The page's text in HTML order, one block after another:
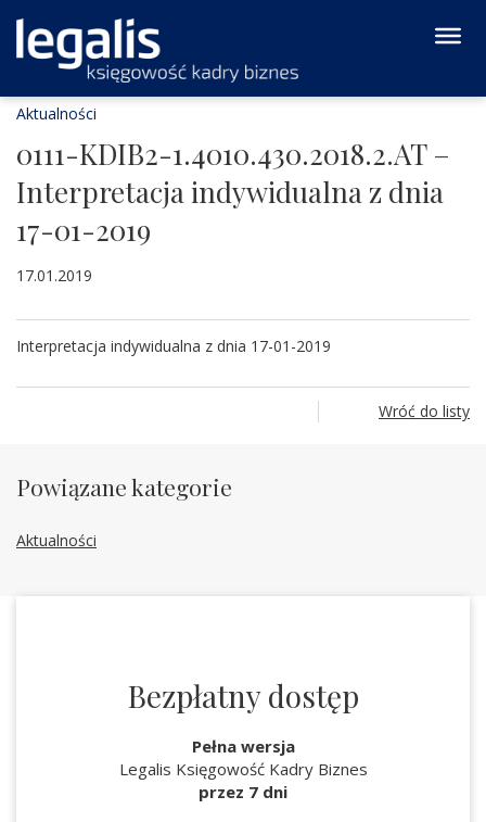
Aktualności
0111-KDIB2-1.4010.430.2018.2.AT –
Interpretacja indywidualna z dnia
17-01-2019
17.01.2019
Interpretacja indywidualna z dnia 17-01-2019
Wróć do listy
Powiązane kategorie
Aktualności
Bezpłatny dostęp
Pełna wersja
Legalis Księgowość Kadry Biznes
przez 7 dni